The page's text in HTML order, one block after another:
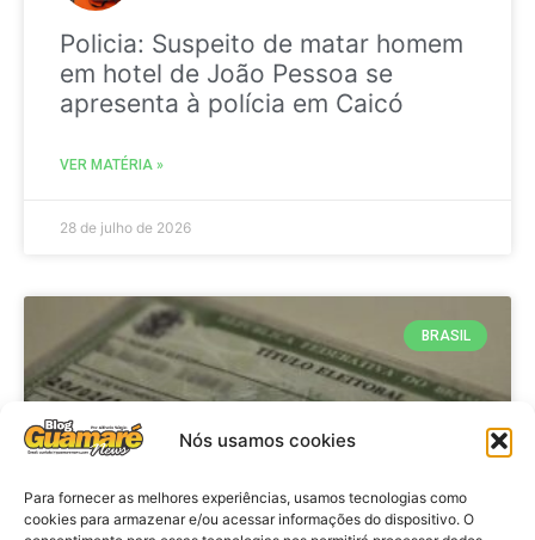
Nós usamos cookies
Para fornecer as melhores experiências, usamos tecnologias como
cookies para armazenar e/ou acessar informações do dispositivo. O
Policia: Suspeito de matar homem
em hotel de João Pessoa se
apresenta à polícia em Caicó
VER MATÉRIA »
28 de julho de 2026
BRASIL